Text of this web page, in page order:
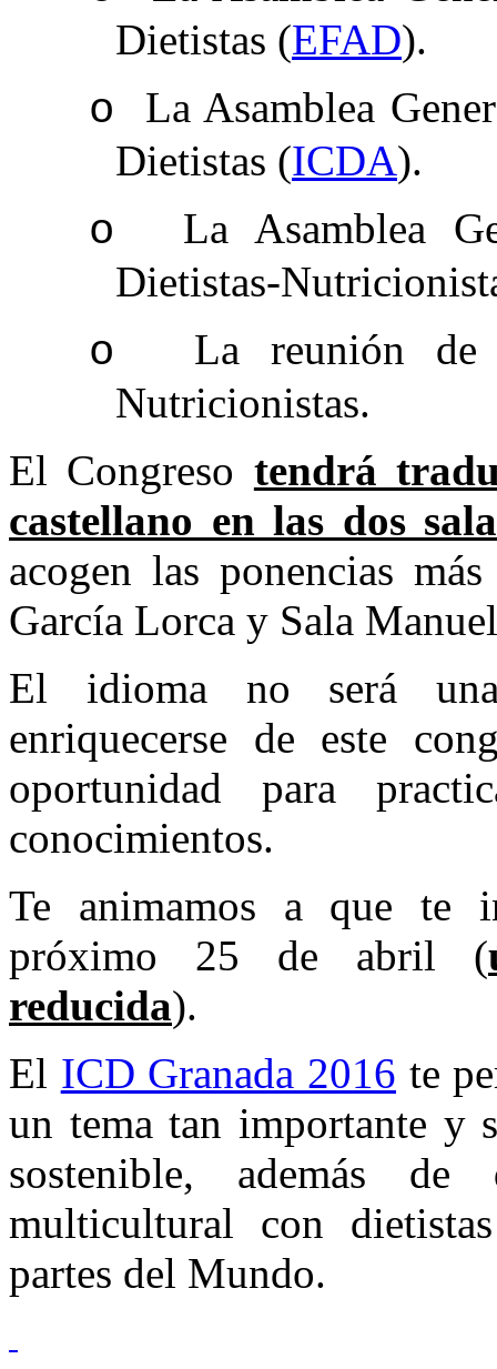
Dietistas (EFAD).
o
La Asamblea
Dietistas (ICDA).
o
La Asamblea
Dietistas-
o
La reunión de
Nutricionistas.
El Congreso tendrá
castellano en las dos
acogen las ponencias
García Lorca y Sala
El idioma no será
enriquecerse de este
oportunidad para
conocimientos.
Te animamos a que te
próximo 25 de abril (
reducida).
El ICD Granada 2016 te
un tema tan importante y
sostenible, además
multicultural con
partes del Mundo.